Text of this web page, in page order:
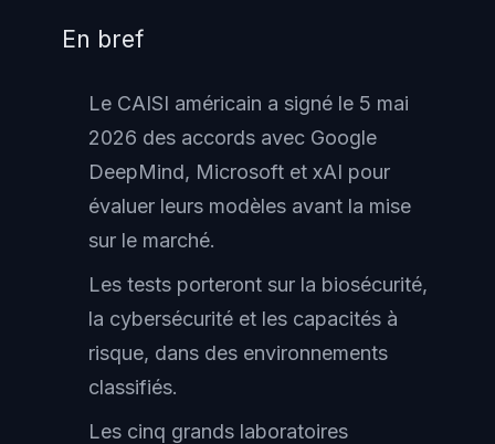
En bref
Le CAISI américain a signé le 5 mai
2026 des accords avec Google
DeepMind, Microsoft et xAI pour
évaluer leurs modèles avant la mise
sur le marché.
Les tests porteront sur la biosécurité,
la cybersécurité et les capacités à
risque, dans des environnements
classifiés.
Les cinq grands laboratoires